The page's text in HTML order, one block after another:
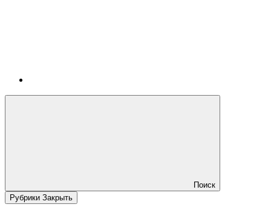
Поиск
Рубрики Закрыть